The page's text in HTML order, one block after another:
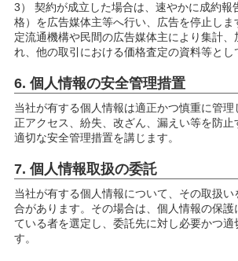
3） 契約が成立した場合は、速やかに成約報
格）を広告媒体主等へ行い、広告を停止し
定流通機構や民間の広告媒体主により集計、
れ、他の取引における価格査定の資料等とし
6. 個人情報の安全管理措置
当社が有する個人情報は適正かつ慎重に管理
正アクセス、紛失、改ざん、漏えい等を防止
適切な安全管理措置を講じます。
7. 個人情報取扱の委託
当社が有する個人情報について、その取扱
合があります。その場合は、個人情報の保護
ている者を選定し、委託先に対し必要かつ適
す。